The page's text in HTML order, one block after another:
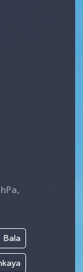
Bala